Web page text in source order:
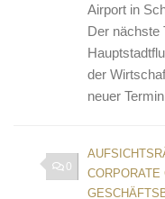
Airport in
Der nächste
der
neuer
0
CORPORATE